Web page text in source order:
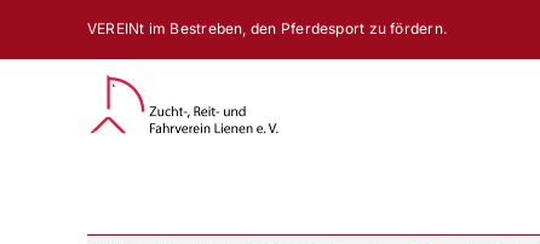
VEREINt im Bestreben, den Pferdesport zu fördern.